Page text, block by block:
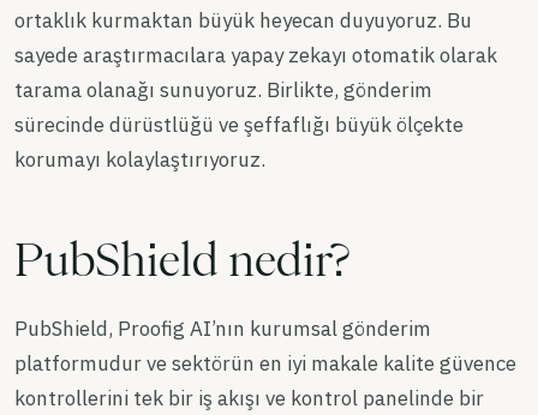
ortaklık kurmaktan büyük heyecan duyuyoruz. Bu
sayede araştırmacılara yapay zekayı otomatik olarak
tarama olanağı sunuyoruz. Birlikte, gönderim
sürecinde dürüstlüğü ve şeffaflığı büyük ölçekte
korumayı kolaylaştırıyoruz.
PubShield nedir?
PubShield, Proofig AI’nın kurumsal gönderim
platformudur ve sektörün en iyi makale kalite güvence
kontrollerini tek bir iş akışı ve kontrol panelinde bir